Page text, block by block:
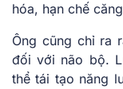
hóa, hạn chế
Ông cũng chỉ ra
đối với não bộ.
thể tái tạo năng